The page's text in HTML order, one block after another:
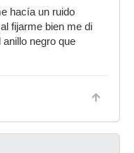
hacía un ruido
fijarme bien me di
negro que